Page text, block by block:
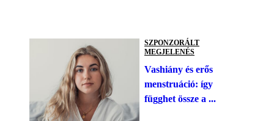
SZPONZORÁLT
MEGJELENÉS
Vashiány és erős
menstruáció: így
függhet össze a ...